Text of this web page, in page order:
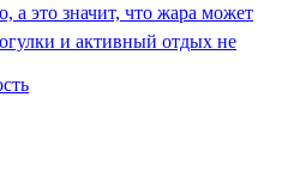
а это значит, что жара может
и активный отдых не